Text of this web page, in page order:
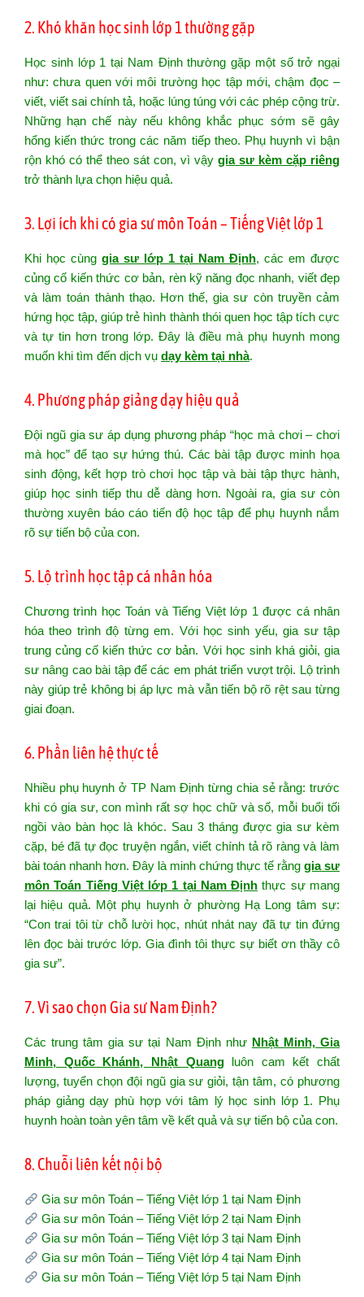
2. Khó khăn học sinh lớp 1 thường gặp
Học sinh lớp 1 tại Nam Định thường gặp một số trở ngại
như: chưa quen với môi trường học tập mới, chậm đọc –
viết, viết sai chính tả, hoặc lúng túng với các phép cộng trừ.
Những hạn chế này nếu không khắc phục sớm sẽ gây
hổng kiến thức trong các năm tiếp theo. Phụ huynh vì bận
rộn khó có thể theo sát con, vì vậy gia sư kèm cặp riêng
trở thành lựa chọn hiệu quả.
3. Lợi ích khi có gia sư môn Toán – Tiếng Việt lớp 1
Khi học cùng gia sư lớp 1 tại Nam Định, các em được
củng cố kiến thức cơ bản, rèn kỹ năng đọc nhanh, viết đẹp
và làm toán thành thạo. Hơn thế, gia sư còn truyền cảm
hứng học tập, giúp trẻ hình thành thói quen học tập tích cực
và tự tin hơn trong lớp. Đây là điều mà phụ huynh mong
muốn khi tìm đến dịch vụ dạy kèm tại nhà.
4. Phương pháp giảng dạy hiệu quả
Đội ngũ gia sư áp dụng phương pháp “học mà chơi – chơi
mà học” để tạo sự hứng thú. Các bài tập được minh họa
sinh động, kết hợp trò chơi học tập và bài tập thực hành,
giúp học sinh tiếp thu dễ dàng hơn. Ngoài ra, gia sư còn
thường xuyên báo cáo tiến độ học tập để phụ huynh nắm
rõ sự tiến bộ của con.
5. Lộ trình học tập cá nhân hóa
Chương trình học Toán và Tiếng Việt lớp 1 được cá nhân
hóa theo trình độ từng em. Với học sinh yếu, gia sư tập
trung củng cố kiến thức cơ bản. Với học sinh khá giỏi, gia
sư nâng cao bài tập để các em phát triển vượt trội. Lộ trình
này giúp trẻ không bị áp lực mà vẫn tiến bộ rõ rệt sau từng
giai đoạn.
6. Phần liên hệ thực tế
Nhiều phụ huynh ở TP Nam Định từng chia sẻ rằng: trước
khi có gia sư, con mình rất sợ học chữ và số, mỗi buổi tối
ngồi vào bàn học là khóc. Sau 3 tháng được gia sư kèm
cặp, bé đã tự đọc truyện ngắn, viết chính tả rõ ràng và làm
bài toán nhanh hơn. Đây là minh chứng thực tế rằng gia sư
môn Toán Tiếng Việt lớp 1 tại Nam Định thực sự mang
lại hiệu quả. Một phụ huynh ở phường Hạ Long tâm sự:
“Con trai tôi từ chỗ lười học, nhút nhát nay đã tự tin đứng
lên đọc bài trước lớp. Gia đình tôi thực sự biết ơn thầy cô
gia sư”.
7. Vì sao chọn Gia sư Nam Định?
Các trung tâm gia sư tại Nam Định như Nhật Minh, Gia
Minh, Quốc Khánh, Nhật Quangluôn cam kết chất
lượng, tuyển chọn đội ngũ gia sư giỏi, tận tâm, có phương
pháp giảng dạy phù hợp với tâm lý học sinh lớp 1. Phụ
huynh hoàn toàn yên tâm về kết quả và sự tiến bộ của con.
8. Chuỗi liên kết nội bộ
Gia sư môn Toán – Tiếng Việt lớp 1 tại Nam Định
Gia sư môn Toán – Tiếng Việt lớp 2 tại Nam Định
Gia sư môn Toán – Tiếng Việt lớp 3 tại Nam Định
Gia sư môn Toán – Tiếng Việt lớp 4 tại Nam Định
Gia sư môn Toán – Tiếng Việt lớp 5 tại Nam Định